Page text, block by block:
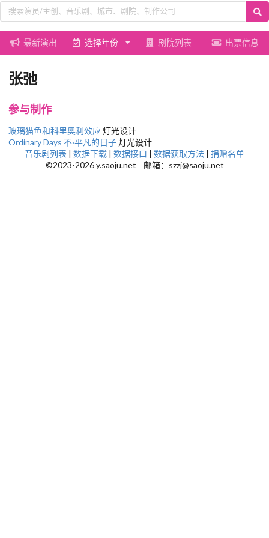
最新演出 选择年份 剧院列表 出票信息
张弛
参与制作
玻璃猫鱼和科里奥利效应灯光设计
Ordinary Days 不·平凡的日子灯光设计
音乐剧列表 | 数据下载 | 数据接口 | 数据获取方法 | 捐赠名单
©2023-2026 y.saoju.net 邮箱：szzj@saoju.net